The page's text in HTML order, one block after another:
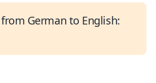
German to English: